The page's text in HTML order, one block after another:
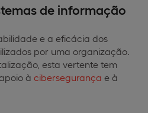
de informação
e a eficácia dos
por uma organização.
esta vertente tem
à cibersegurança e à